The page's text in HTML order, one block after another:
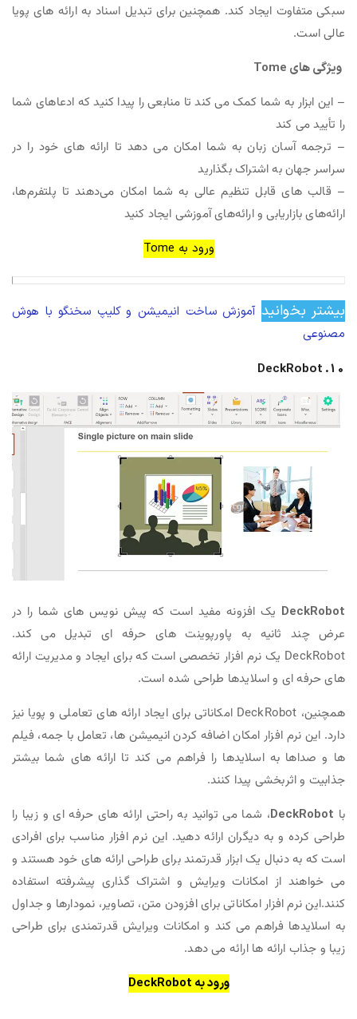
سبکی متفاوت ایجاد کند. همچنین برای تبدیل اسناد به ارائه های پویا
عالی است.
ویژگی های Tome
– این ابزار به شما کمک می کند تا منابعی را پیدا کنید که ادعاهای شما
را تأیید می کند
– ترجمه آسان زبان به شما امکان می دهد تا ارائه های خود را در
سراسر جهان به اشتراک بگذارید
– قالب‌ های قابل تنظیم عالی به شما امکان می‌دهند تا پلتفرم‌ها،
ارائه‌های بازاریابی و ارائه‌های آموزشی ایجاد کنید
ورود به Tome
بیشتر بخوانید آموزش ساخت انیمیشن و کلیپ سخنگو با هوش
مصنوعی
10. DeckRobot
DeckRobot یک افزونه مفید است که پیش نویس های شما را در
عرض چند ثانیه به پاورپوینت های حرفه ای تبدیل می کند.
DeckRobot یک نرم افزار تخصصی است که برای ایجاد و مدیریت ارائه
های حرفه ای و اسلایدها طراحی شده است.
همچنین، DeckRobot امکاناتی برای ایجاد ارائه های تعاملی و پویا نیز
دارد. این نرم افزار امکان اضافه کردن انیمیشن ها، تعامل با جمه، فیلم
ها و صداها به اسلایدها را فراهم می کند تا ارائه های شما بیشتر
جذابیت و اثربخشی پیدا کنند.
با DeckRobot، شما می توانید به راحتی ارائه های حرفه ای و زیبا را
طراحی کرده و به دیگران ارائه دهید. این نرم افزار مناسب برای افرادی
است که به دنبال یک ابزار قدرتمند برای طراحی ارائه های خود هستند و
می خواهند از امکانات ویرایش و اشتراک گذاری پیشرفته استفاده
کنند.این نرم افزار امکاناتی برای افزودن متن، تصاویر، نمودارها و جداول
به اسلایدها فراهم می کند و امکانات ویرایش قدرتمندی برای طراحی
زیبا و جذاب ارائه ها ارائه می دهد.
ورود به DeckRobot